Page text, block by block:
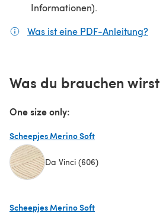
Informationen).
Was ist eine PDF-Anleitung?
Was du brauchen wirst
One size only:
Scheepjes Merino Soft
Da Vinci (606)
Scheepjes Merino Soft